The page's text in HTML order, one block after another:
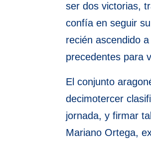
ser dos victorias,
confía en seguir
recién ascendido
precedentes para
El conjunto
decimotercer
jornada, y firmar
Mariano Ortega,